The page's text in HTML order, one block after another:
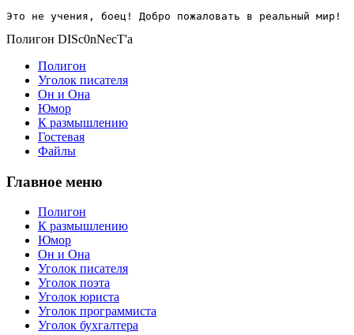
Это не учения, боец! Добро пожаловать в реальный мир!
Полигон DISc0nNecT'a
Полигон
Уголок писателя
Он и Она
Юмор
К размышлению
Гостевая
Файлы
Главное меню
Полигон
К размышлению
Юмор
Он и Она
Уголок писателя
Уголок поэта
Уголок юриста
Уголок программиста
Уголок бухгалтера